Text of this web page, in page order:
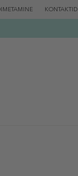
KONTAKTID